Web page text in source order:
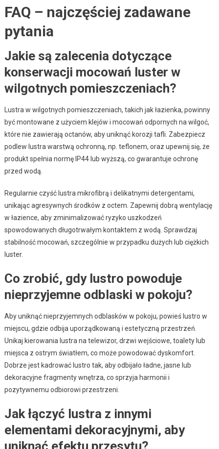
FAQ – najczęściej zadawane
pytania
Jakie są zalecenia dotyczące
konserwacji mocowań luster w
wilgotnych pomieszczeniach?
Lustra w wilgotnych pomieszczeniach, takich jak łazienka, powinny
być montowane z użyciem klejów i mocowań odpornych na wilgoć,
które nie zawierają octanów, aby uniknąć korozji tafli. Zabezpiecz
podlew lustra warstwą ochronną, np. teflonem, oraz upewnij się, że
produkt spełnia normę IP44 lub wyższą, co gwarantuje ochronę
przed wodą.
Regularnie czyść lustra mikrofibrą i delikatnymi detergentami,
unikając agresywnych środków z octem. Zapewnij dobrą wentylację
w łazience, aby zminimalizować ryzyko uszkodzeń
spowodowanych długotrwałym kontaktem z wodą. Sprawdzaj
stabilność mocowań, szczególnie w przypadku dużych lub ciężkich
luster.
Co zrobić, gdy lustro powoduje
nieprzyjemne odblaski w pokoju?
Aby uniknąć nieprzyjemnych odblasków w pokoju, powieś lustro w
miejscu, gdzie odbija uporządkowaną i estetyczną przestrzeń.
Unikaj kierowania lustra na telewizor, drzwi wejściowe, toalety lub
miejsca z ostrym światłem, co może powodować dyskomfort.
Dobrze jest kadrować lustro tak, aby odbijało ładne, jasne lub
dekoracyjne fragmenty wnętrza, co sprzyja harmonii i
pozytywnemu odbiorowi przestrzeni.
Jak łączyć lustra z innymi
elementami dekoracyjnymi, aby
uniknąć efektu przesytu?